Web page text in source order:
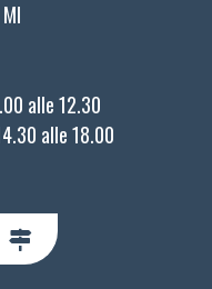
alle 12.30
alle 18.00